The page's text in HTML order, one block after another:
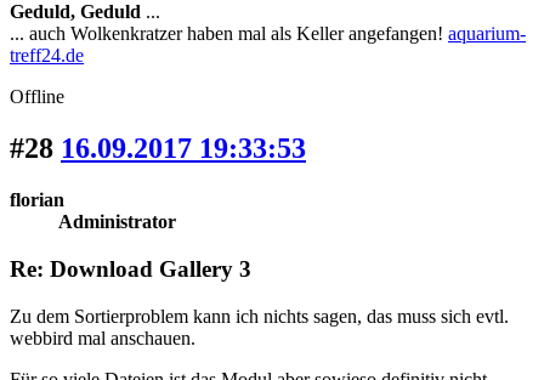
Geduld, Geduld ...
... auch Wolkenkratzer haben mal als Keller angefangen! aquarium-
treff24.de
Offline
#28 16.09.2017 19:33:53
florian
Administrator
Re: Download Gallery 3
Zu dem Sortierproblem kann ich nichts sagen, das muss sich evtl.
webbird mal anschauen.